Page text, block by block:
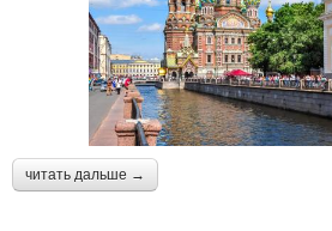
читать дальше →